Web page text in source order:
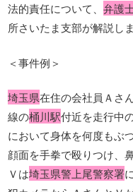
法的責任について、弁護
所さいたま支部が解説しま
＜事件例＞
埼玉県在住の会社員Ａさ
線の桶川駅付近を走行中
において身体を何度もぶ
顔面を手拳で殴りつけ、
Ｖは埼玉県警上尾警察署